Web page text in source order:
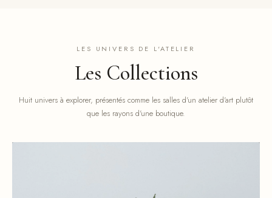
LES UNIVERS DE L'ATELIER
Les Collections
Huit univers à explorer, présentés comme les salles d'un atelier d'art plutôt
que les rayons d'une boutique.